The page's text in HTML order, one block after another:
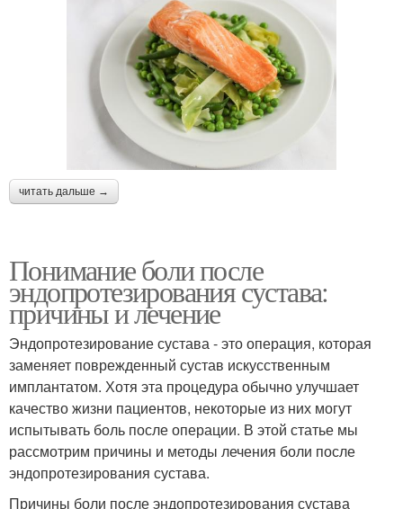
читать дальше →
Понимание боли после
эндопротезирования сустава:
причины и лечение
Эндопротезирование сустава - это операция, которая
заменяет поврежденный сустав искусственным
имплантатом. Хотя эта процедура обычно улучшает
качество жизни пациентов, некоторые из них могут
испытывать боль после операции. В этой статье мы
рассмотрим причины и методы лечения боли после
эндопротезирования сустава.
Причины боли после эндопротезирования сустава